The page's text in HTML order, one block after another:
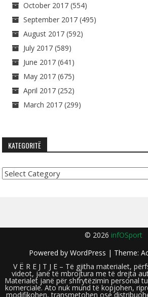
October 2017 (554)
September 2017 (495)
August 2017 (592)
July 2017 (589)
June 2017 (641)
May 2017 (675)
April 2017 (252)
March 2017 (299)
KATEGORITË
Kategoritë
© 2026 infOSport
Powered by WordPress | Theme:
V Ë R E J T J E – Të gjitha materialet,
videot, janë të mbrojtura me të drejta
Materialet janë për shfrytëzimin personal
komerciale. Ato nuk mund të kopjohen,
modifikohen, transmetohen ose